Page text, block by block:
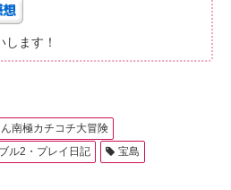
ます！
ん南極カチコチ大冒険
ル2・プレイ日記 宝島